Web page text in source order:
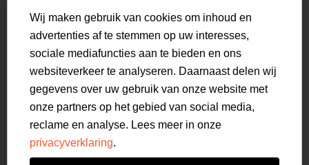
Polo's
T-shirts
Overshirts
Overhemden
Sweatpants
Broeken
Short sweatpants
Shorts
Schoenen
Retourneren
Veelgestelde vragen
Mijn Account
beoordelingen
Wij maken gebruik van cookies om inhoud en
advertenties af te stemmen op uw interesses,
sociale mediafuncties aan te bieden en ons
websiteverkeer te analyseren. Daarnaast delen wij
gegevens over uw gebruik van onze website met
onze partners op het gebied van social media,
reclame en analyse. Lees meer in onze
privacyverklaring.